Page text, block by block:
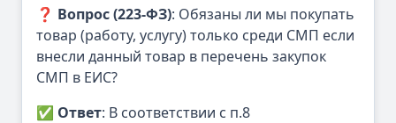
❓ Вопрос (223-ФЗ): Обязаны ли мы покупать
товар (работу, услугу) только среди СМП если
внесли данный товар в перечень закупок
СМП в ЕИС?
✅ Ответ: В соответствии с п.8